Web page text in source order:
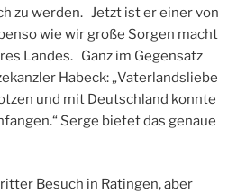
zu werden. Jetzt ist er einer von
wie wir große Sorgen macht
Landes. Ganz im Gegensatz
Habeck: „Vaterlandsliebe
und mit Deutschland konnte
Serge bietet das genaue
Besuch in Ratingen, aber